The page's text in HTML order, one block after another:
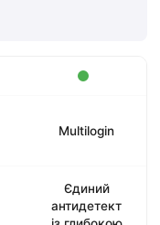
Multilogin
Єдиний
антидетект